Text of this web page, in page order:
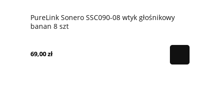
PureLink Sonero SSC090-08 wtyk głośnikowy
banan 8 szt
69,00 zł